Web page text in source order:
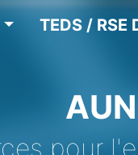
TEDS / RSE
pour